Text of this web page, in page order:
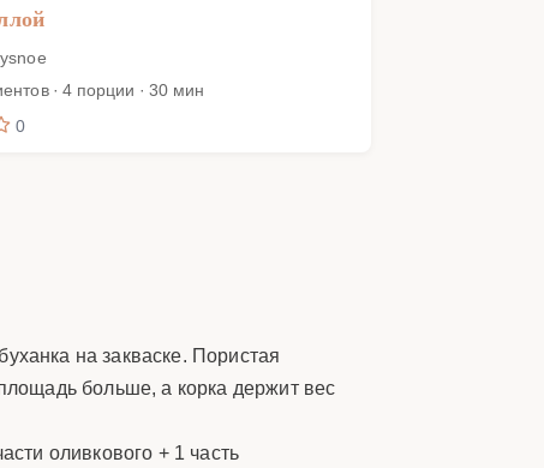
· 4 порции · 30 мин
0
на закваске. Пористая
больше, а корка держит вес
оливкового + 1 часть